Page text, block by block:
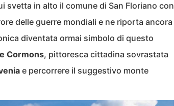
svetta in alto il comune di San Floriano con
delle guerre mondiali e ne riporta ancora
diventata ormai simbolo di questo
Cormons, pittoresca cittadina sovrastata
e percorrere il suggestivo monte